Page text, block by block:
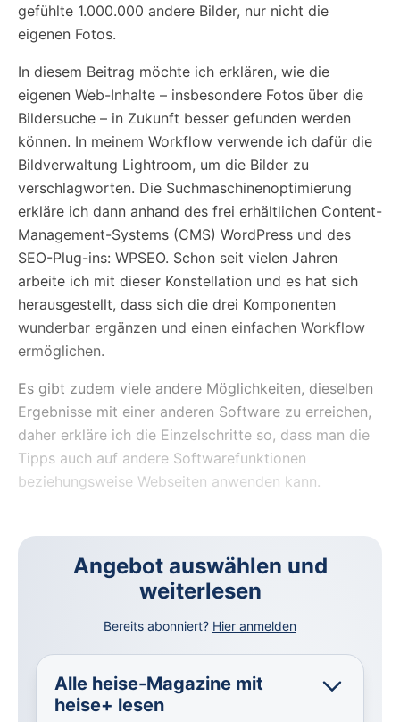
gefühlte 1.000.000 andere Bilder, nur nicht die
eigenen Fotos.
In diesem Beitrag möchte ich erklären, wie die
eigenen Web-Inhalte – insbesondere Fotos über die
Bildersuche – in Zukunft besser gefunden werden
können. In meinem Workflow verwende ich dafür die
Bildverwaltung Lightroom, um die Bilder zu
verschlagworten. Die Suchmaschinenoptimierung
erkläre ich dann anhand des frei erhältlichen Content-
Management-Systems (CMS) WordPress und des
SEO-Plug-ins: WPSEO. Schon seit vielen Jahren
arbeite ich mit dieser Konstellation und es hat sich
herausgestellt, dass sich die drei Komponenten
wunderbar ergänzen und einen einfachen Workflow
ermöglichen.
Es gibt zudem viele andere Möglichkeiten, dieselben
Ergebnisse mit einer anderen Software zu erreichen,
daher erkläre ich die Einzelschritte so, dass man die
Tipps auch auf andere Softwarefunktionen
beziehungsweise Webseiten anwenden kann.
Angebot auswählen und
weiterlesen
Bereits abonniert? Hier anmelden
Alle heise-Magazine mit
heise+ lesen